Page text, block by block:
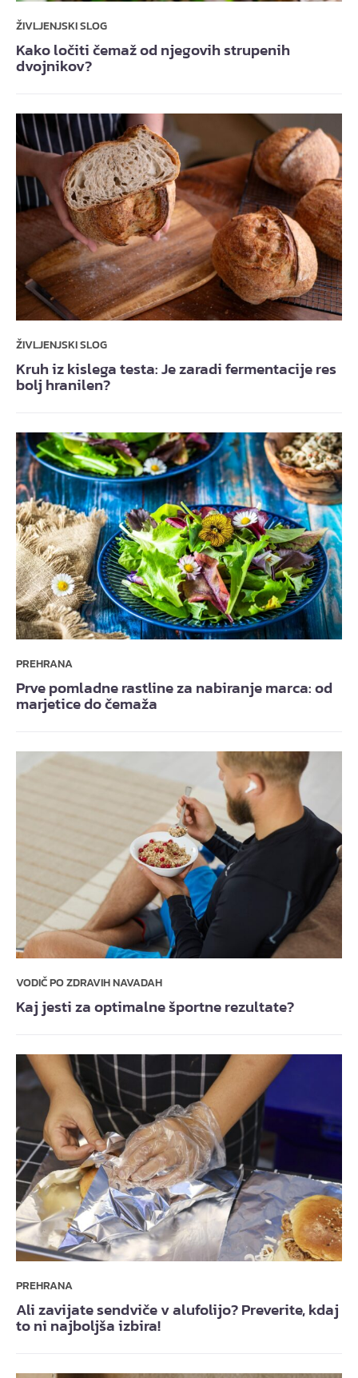
ŽIVLJENJSKI SLOG
Kako ločiti čemaž od njegovih strupenih
dvojnikov?
ŽIVLJENJSKI SLOG
Kruh iz kislega testa: Je zaradi fermentacije res
bolj hranilen?
PREHRANA
Prve pomladne rastline za nabiranje marca: od
marjetice do čemaža
VODIČ PO ZDRAVIH NAVADAH
Kaj jesti za optimalne športne rezultate?
PREHRANA
Ali zavijate sendviče v alufolijo? Preverite, kdaj
to ni najboljša izbira!